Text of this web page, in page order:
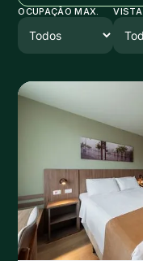
OCUPAÇÃO MAX. VISTA